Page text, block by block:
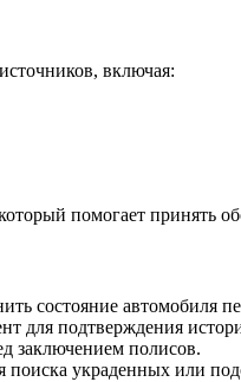
включая:
помогает принять
состояние автомобиля
для подтверждения
заключением полисов.
украденных или